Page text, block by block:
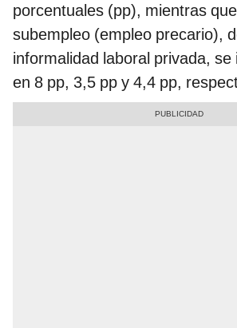
porcentuales (pp), mientras
subempleo (empleo precario),
informalidad laboral privada,
en 8 pp, 3,5 pp y 4,4 pp,